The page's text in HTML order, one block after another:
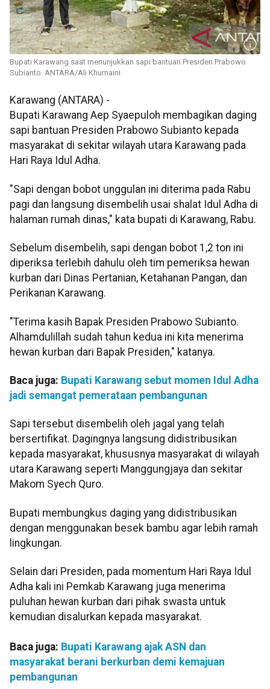
Bupati Karawang saat menunjukkan sapi bantuan Presiden Prabowo
Subianto. ANTARA/Ali Khumaini
Karawang (ANTARA) -
Bupati Karawang Aep Syaepuloh membagikan daging
sapi bantuan Presiden Prabowo Subianto kepada
masyarakat di sekitar wilayah utara Karawang pada
Hari Raya Idul Adha.
"Sapi dengan bobot unggulan ini diterima pada Rabu
pagi dan langsung disembelih usai shalat Idul Adha di
halaman rumah dinas," kata bupati di Karawang, Rabu.
Sebelum disembelih, sapi dengan bobot 1,2 ton ini
diperiksa terlebih dahulu oleh tim pemeriksa hewan
kurban dari Dinas Pertanian, Ketahanan Pangan, dan
Perikanan Karawang.
"Terima kasih Bapak Presiden Prabowo Subianto.
Alhamdulillah sudah tahun kedua ini kita menerima
hewan kurban dari Bapak Presiden," katanya.
Baca juga: Bupati Karawang sebut momen Idul Adha
jadi semangat pemerataan pembangunan
Sapi tersebut disembelih oleh jagal yang telah
bersertifikat. Dagingnya langsung didistribusikan
kepada masyarakat, khususnya masyarakat di wilayah
utara Karawang seperti Manggungjaya dan sekitar
Makom Syech Quro.
Bupati membungkus daging yang didistribusikan
dengan menggunakan besek bambu agar lebih ramah
lingkungan.
Selain dari Presiden, pada momentum Hari Raya Idul
Adha kali ini Pemkab Karawang juga menerima
puluhan hewan kurban dari pihak swasta untuk
kemudian disalurkan kepada masyarakat.
Baca juga: Bupati Karawang ajak ASN dan
masyarakat berani berkurban demi kemajuan
pembangunan